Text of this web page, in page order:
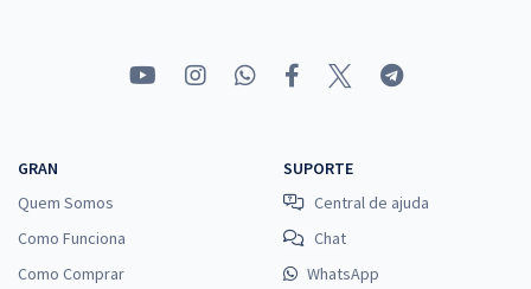
edital)
Comprar
GRAN
Quem Somos
Como Funciona
Como Comprar
SUPORTE
Central de ajuda
Chat
WhatsApp